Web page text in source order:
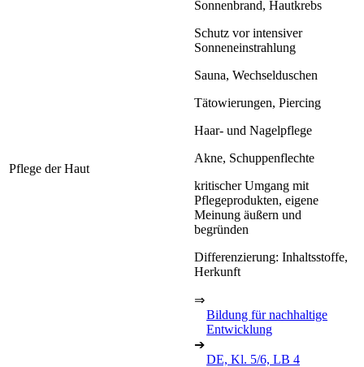
Pflege der Haut
Sonnenbrand, Hautkrebs
Schutz vor intensiver
Sonneneinstrahlung
Sauna, Wechselduschen
Tätowierungen, Piercing
Haar- und Nagelpflege
Akne, Schuppenflechte
kritischer Umgang mit
Pflegeprodukten, eigene
Meinung äußern und
begründen
Differenzierung: Inhaltsstoffe,
Herkunft
⇒
Bildung für nachhaltige
Entwicklung
➔
DE, Kl. 5/6, LB 4